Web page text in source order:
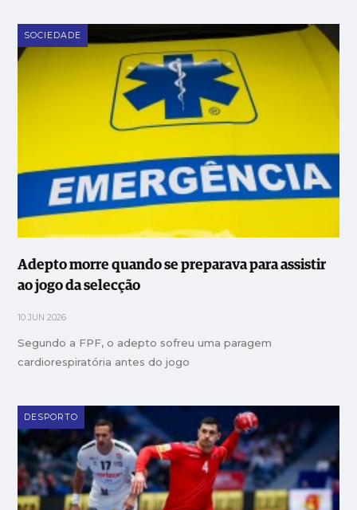
SOCIEDADE
Adepto morre quando se preparava para assistir
ao jogo da selecção
10 JUN 2026
Segundo a FPF, o adepto sofreu uma paragem
cardiorespiratória antes do jogo
DESPORTO